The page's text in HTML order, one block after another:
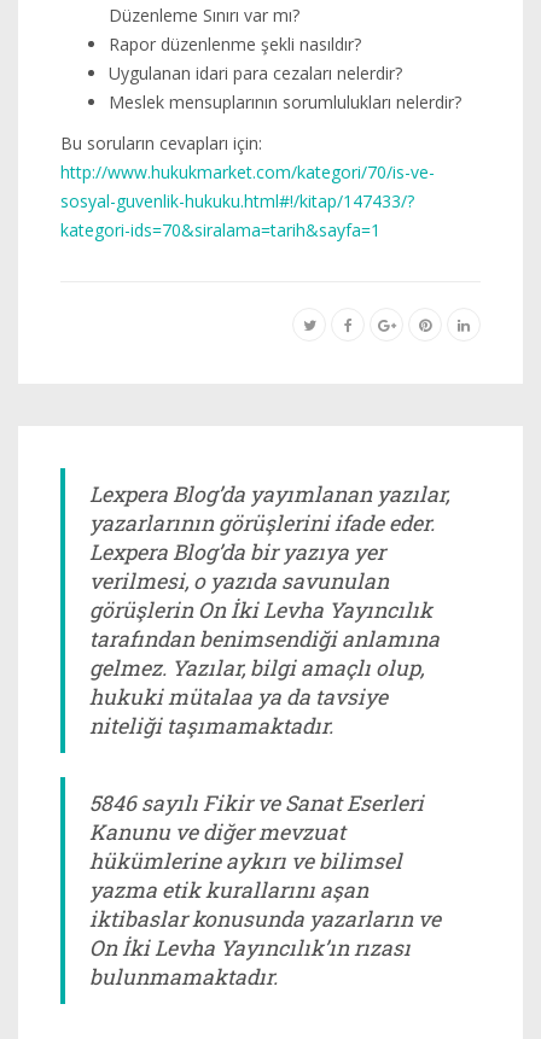
Düzenleme Sınırı var mı?
Rapor düzenlenme şekli nasıldır?
Uygulanan idari para cezaları nelerdir?
Meslek mensuplarının sorumlulukları nelerdir?
Bu soruların cevapları için:
http://www.hukukmarket.com/kategori/70/is-ve-
sosyal-guvenlik-hukuku.html#!/kitap/147433/?
kategori-ids=70&siralama=tarih&sayfa=1
Lexpera Blog’da yayımlanan yazılar,
yazarlarının görüşlerini ifade eder.
Lexpera Blog’da bir yazıya yer
verilmesi, o yazıda savunulan
görüşlerin On İki Levha Yayıncılık
tarafından benimsendiği anlamına
gelmez. Yazılar, bilgi amaçlı olup,
hukuki mütalaa ya da tavsiye
niteliği taşımamaktadır.
5846 sayılı Fikir ve Sanat Eserleri
Kanunu ve diğer mevzuat
hükümlerine aykırı ve bilimsel
yazma etik kurallarını aşan
iktibaslar konusunda yazarların ve
On İki Levha Yayıncılık’ın rızası
bulunmamaktadır.